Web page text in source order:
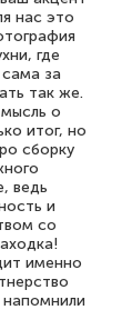
нас это
где
за
так же.
о
итог, но
сборку
ведь
и
со
именно